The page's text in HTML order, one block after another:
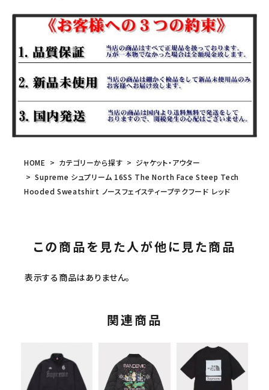
HOME カテゴリーから探す
ジャケット・アウター
Supreme シュプリーム 16SS The North Face Steep Tech
Hooded Sweatshirt ノースフェイスティープテクフード レッド
この商品を見た人が他に見た商品
表示する商品はありません。
関連商品